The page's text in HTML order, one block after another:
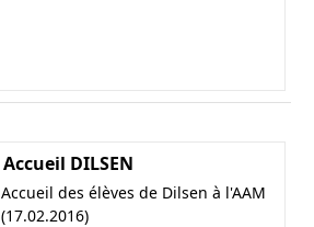
Accueil DILSEN
Accueil des élèves de Dilsen à l'AAM
(17.02.2016)